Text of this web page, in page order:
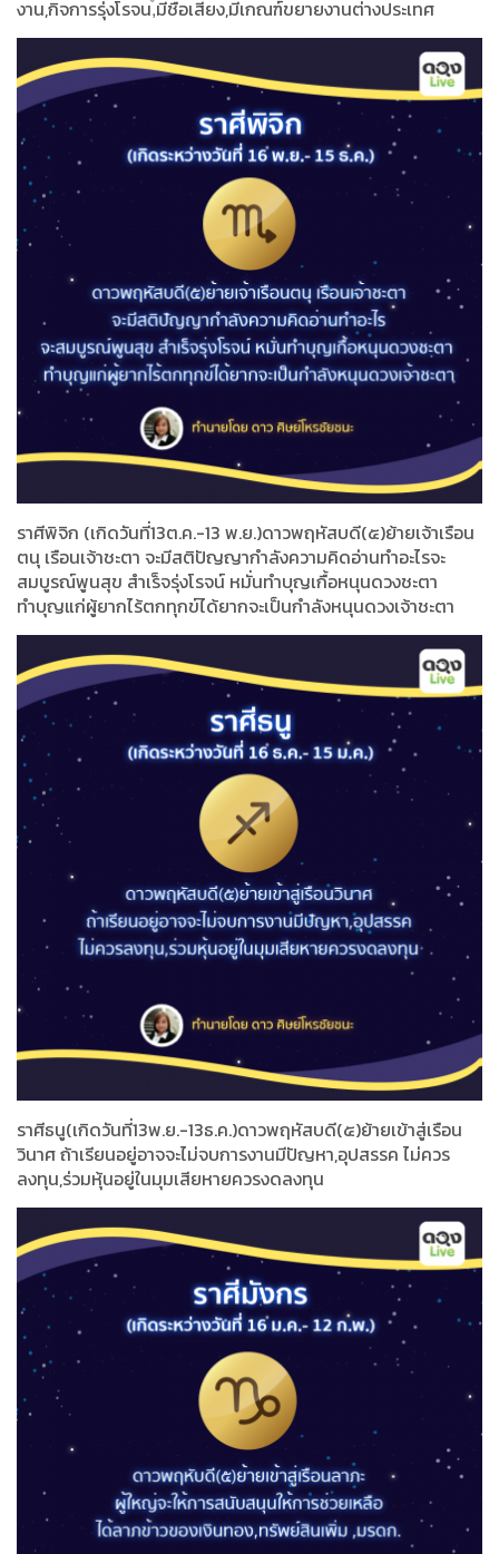
งาน,กิจการรุ่งโรจน,์มีชื่อเสียง,มีเกณฑ์ขยายงานต่างประเทศ
ราศีพิจิก (เกิดวันที่13ต.ค.-13 พ.ย.)ดาวพฤหัสบดี(๕)ย้ายเจ้าเรือน
ตนุ เรือนเจ้าชะตา จะมีสติปัญญากำลังความคิดอ่านทำอะไรจะ
สมบูรณ์พูนสุข สำเร็จรุ่งโรจน์ หมั่นทำบุญเกื้อหนุนดวงชะตา
ทำบุญแก่ผู้ยากไร้ตกทุกข์ได้ยากจะเป็นกำลังหนุนดวงเจ้าชะตา
ราศีธนู(เกิดวันที่13พ.ย.-13ธ.ค.)ดาวพฤหัสบดี(๕)ย้ายเข้าสู่เรือน
วินาศ ถ้าเรียนอยู่อาจจะไม่จบการงานมีปัญหา,อุปสรรค ไม่ควร
ลงทุน,ร่วมหุ้นอยู่ในมุมเสียหายควรงดลงทุน